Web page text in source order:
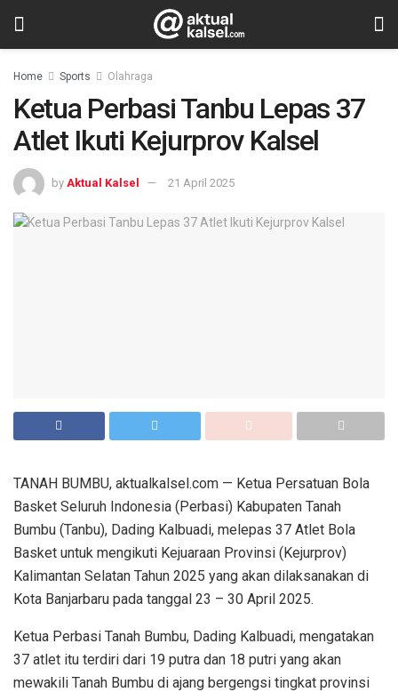
Home Sports Olahraga
Ketua Perbasi Tanbu Lepas 37
Atlet Ikuti Kejurprov Kalsel
by Aktual Kalsel 21 April 2025
TANAH BUMBU, aktualkalsel.com — Ketua Persatuan Bola
Basket Seluruh Indonesia (Perbasi) Kabupaten Tanah
Bumbu (Tanbu), Dading Kalbuadi, melepas 37 Atlet Bola
Basket untuk mengikuti Kejuaraan Provinsi (Kejurprov)
Kalimantan Selatan Tahun 2025 yang akan dilaksanakan di
Kota Banjarbaru pada tanggal 23 – 30 April 2025.
Ketua Perbasi Tanah Bumbu, Dading Kalbuadi, mengatakan
37 atlet itu terdiri dari 19 putra dan 18 putri yang akan
mewakili Tanah Bumbu di ajang bergengsi tingkat provinsi